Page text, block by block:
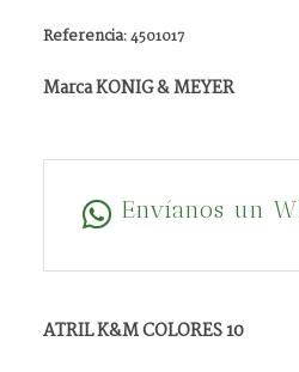
Referencia:4501017
Marca KONIG & MEYER
Envíanos un
ATRIL K&M COLORES 10